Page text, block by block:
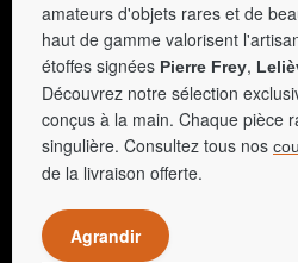
amateurs d'objets rares et de
haut de gamme valorisent
étoffes signées Pierre Frey,
Découvrez notre sélection
conçus à la main. Chaque pièce
singulière. Consultez tous nos
de la livraison offerte.
Agrandir